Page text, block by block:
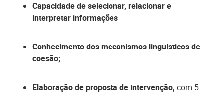
Capacidade de selecionar, relacionar e
interpretar informações
Conhecimento dos mecanismos linguísticos de
coesão;
Elaboração de proposta de intervenção,com 5